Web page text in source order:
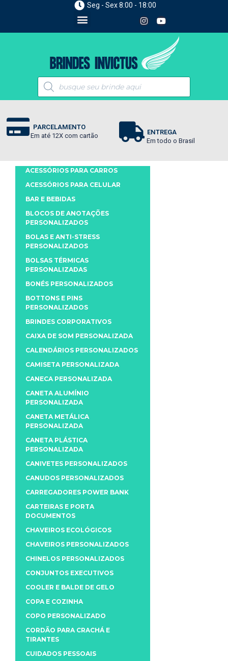
Seg - Sex 8:00 - 18:00
PARCELAMENTO
Em até 12X com cartão
ENTREGA
Em todo o Brasil
ACESSÓRIOS PARA CARROS
ACESSÓRIOS PARA CELULAR
BAR E BEBIDAS
BLOCOS DE ANOTAÇÕES
PERSONALIZADOS
BOLAS E ANTI-STRESS
PERSONALIZADOS
BOLSAS TÉRMICAS
PERSONALIZADAS
BONÉS PERSONALIZADOS
BOTTONS E PINS
PERSONALIZADOS
BRINDES CORPORATIVOS
CAIXA DE SOM PERSONALIZADA
CALENDÁRIOS PERSONALIZADOS
CAMISETA PERSONALIZADA
CANECA PERSONALIZADA
CANETA ALUMÍNIO
PERSONALIZADA
CANETA METÁLICA
PERSONALIZADA
CANETA PLÁSTICA
PERSONALIZADA
CANIVETES PERSONALIZADOS
CANUDOS PERSONALIZADOS
CARREGADORES POWER BANK
CARTEIRAS E PORTA
DOCUMENTOS
CHAVEIROS ECOLÓGICOS
CHAVEIROS PERSONALIZADOS
CHINELOS PERSONALIZADOS
CONJUNTOS EXECUTIVOS
COOLER E BALDE DE GELO
COPA E COZINHA
COPO PERSONALIZADO
CORDÃO PARA CRACHÁ E
TIRANTES
CUIDADOS PESSOAIS